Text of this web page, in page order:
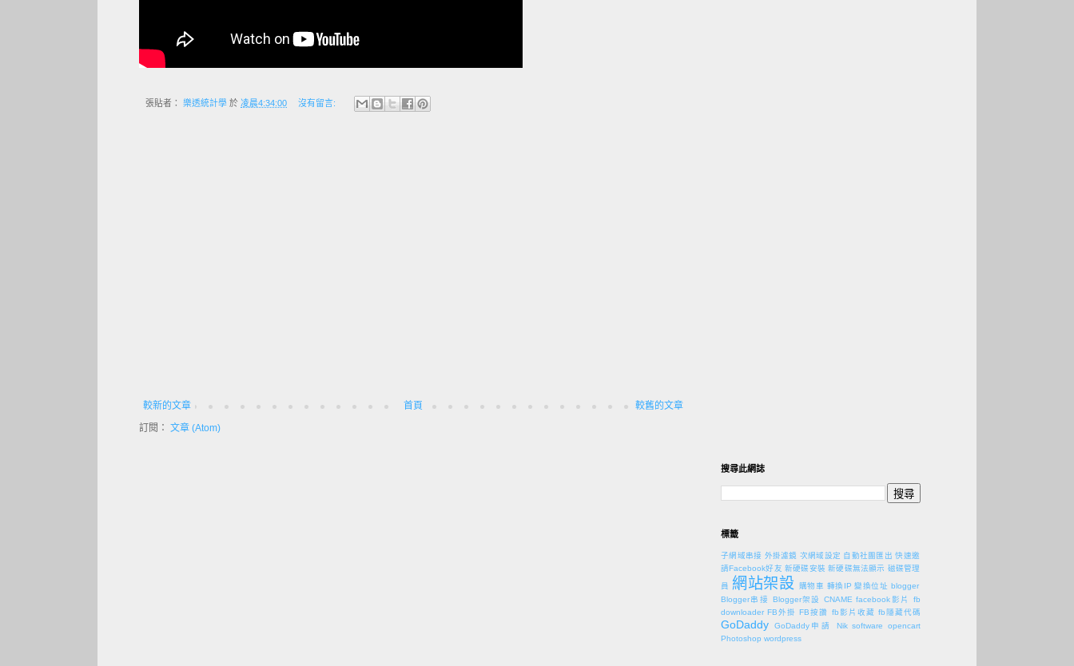
張貼者： 樂透統計學 於 凌晨4:34:00 沒有留言:
較新的文章 較舊的文章
首頁
訂閱： 文章 (Atom)
搜尋此網誌
標籤
子網域串接 外掛濾鏡 次網域設定 自動社團匯出 快速邀
請Facebook好友 新硬碟安裝 新硬碟無法顯示 磁碟管理
員 網站架設 購物車 轉換IP 變換位址 blogger
Blogger串接
Blogger架設 CNAME facebook影片
fb
downloader FB外掛 FB按讚 fb影片收藏 fb隱藏代碼
GoDaddy GoDaddy申請 Nik software
opencart
Photoshop wordpress